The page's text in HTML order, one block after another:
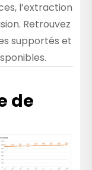
l’extraction
Retrouvez
supportés et
de